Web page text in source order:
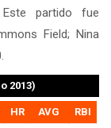
partido fue
Field; Nina
2013)
HR AVG
RBI